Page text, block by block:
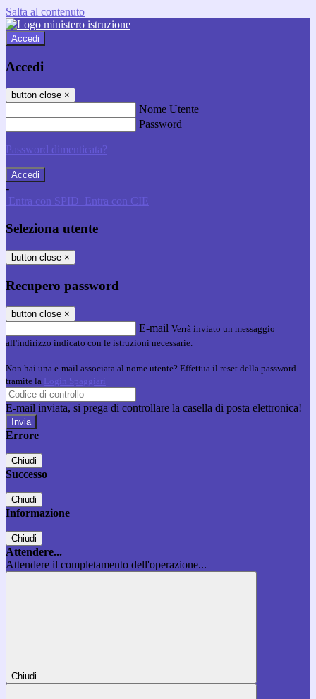
Salta al contenuto
Accedi
Accedi
button close ×
Nome Utente
Password
Password dimenticata?
-
Entra con SPID Entra con CIE
Seleziona utente
button close ×
Recupero password
button close ×
E-mail Verrà inviato un messaggio
all'indirizzo indicato con le istruzioni necessarie.
Non hai una e-mail associata al nome utente? Effettua il reset della password
tramite la Login Spaggiari
E-mail inviata, si prega di controllare la casella di posta elettronica!
Errore
Chiudi
Successo
Chiudi
Informazione
Chiudi
Attendere...
Attendere il completamento dell'operazione...
Chiudi